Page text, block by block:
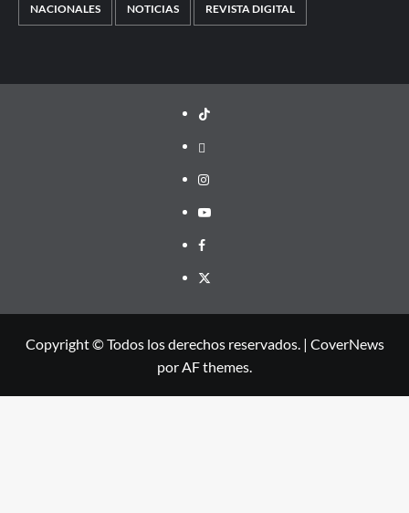
NACIONALES NOTICIAS REVISTA DIGITAL
TikTok
threads
Instagram
Youtube
Facebook
X
Copyright © Todos los derechos reservados. | CoverNews
por AF themes.